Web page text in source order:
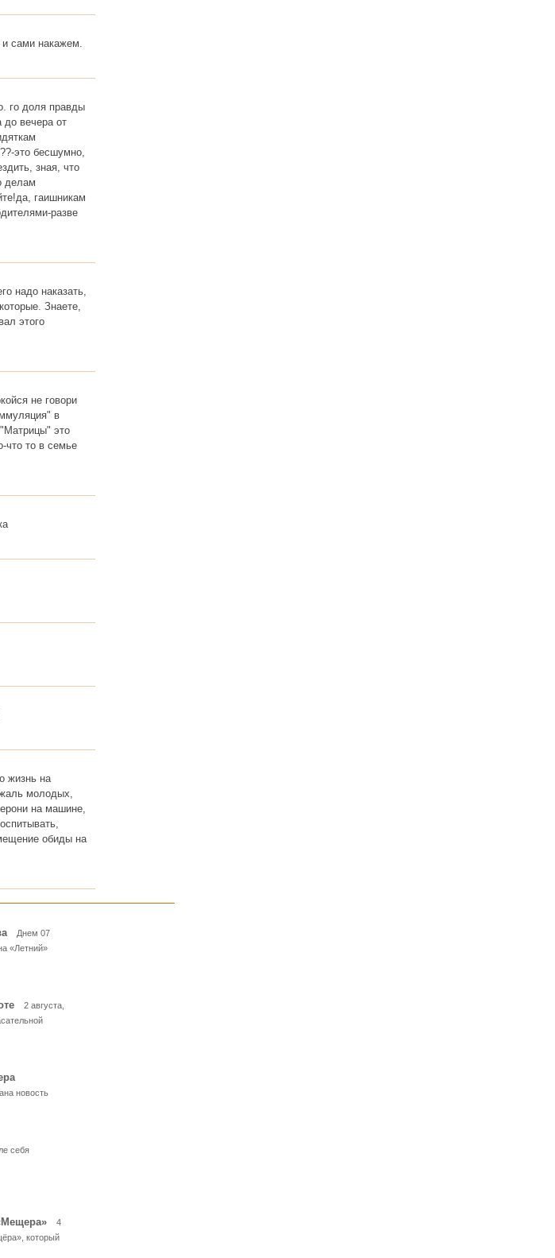
и сами накажем.
го доля правды
вечера от
это бесшумно,
зная, что
делам
гаишникам
разве
надо наказать,
Знаете,
этого
не говори
в
это
что то в семье
жизнь на
молодых,
на машине,
обиды на
Днем 07
«Летний»
2 августа,
новость
себя
4
который